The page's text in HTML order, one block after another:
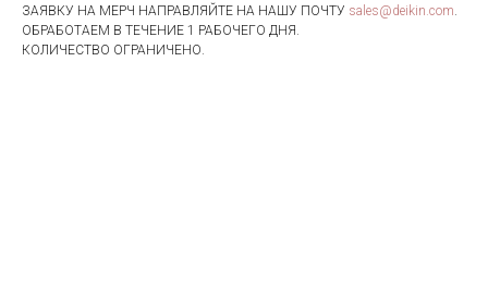
ЗАЯВКУ НА МЕРЧ НАПРАВЛЯЙТЕ НА НАШУ ПОЧТУ sales@deikin.com.
ОБРАБОТАЕМ В ТЕЧЕНИЕ 1 РАБОЧЕГО ДНЯ.
КОЛИЧЕСТВО ОГРАНИЧЕНО.